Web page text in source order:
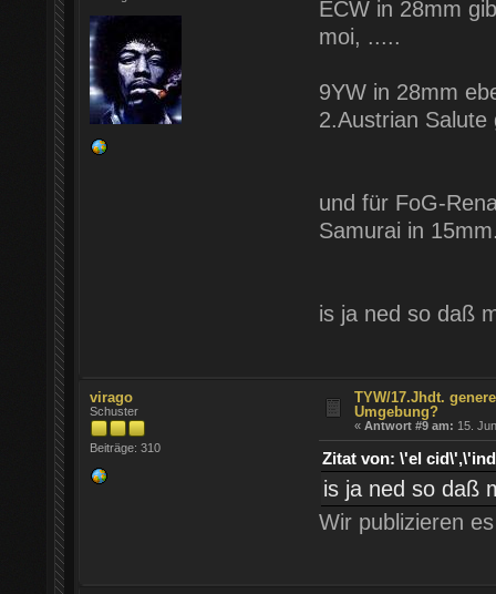
ECW in 28mm
moi, .....
9YW in 28mm
2.Austrian Salute
und für FoG-
Samurai in
is ja ned so daß
virago
Schuster
Beiträge: 310
TYW/17.Jhdt.
Umgebung?
«Antwort #9 am: 15.
Zitat von: \'el
is ja ned so daß
Wir publizieren